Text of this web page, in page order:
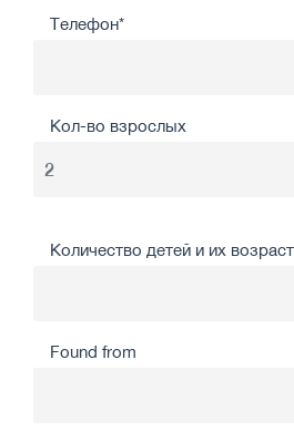
Телефон*
Кол-во взрослых
Количество детей и их возраст
Found from